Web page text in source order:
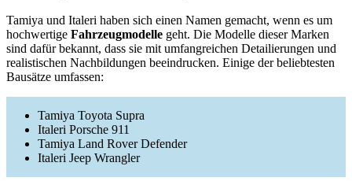
Tamiya und Italeri haben sich einen Namen gemacht, wenn es um
hochwertige Fahrzeugmodelle geht. Die Modelle dieser Marken
sind dafür bekannt, dass sie mit umfangreichen Detailierungen und
realistischen Nachbildungen beeindrucken. Einige der beliebtesten
Bausätze umfassen:
Tamiya Toyota Supra
Italeri Porsche 911
Tamiya Land Rover Defender
Italeri Jeep Wrangler